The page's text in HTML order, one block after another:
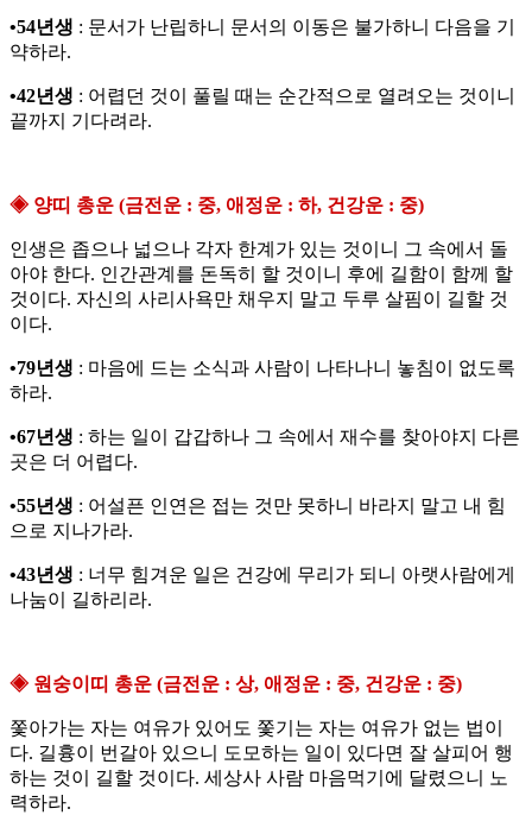
•54년생 : 문서가 난립하니 문서의 이동은 불가하니 다음을 기
약하라.
•42년생 : 어렵던 것이 풀릴 때는 순간적으로 열려오는 것이니
끝까지 기다려라.
◈ 양띠 총운 (금전운 : 중, 애정운 : 하, 건강운 : 중)
인생은 좁으나 넓으나 각자 한계가 있는 것이니 그 속에서 돌
아야 한다. 인간관계를 돈독히 할 것이니 후에 길함이 함께 할
것이다. 자신의 사리사욕만 채우지 말고 두루 살핌이 길할 것
이다.
•79년생 : 마음에 드는 소식과 사람이 나타나니 놓침이 없도록
하라.
•67년생 : 하는 일이 갑갑하나 그 속에서 재수를 찾아야지 다른
곳은 더 어렵다.
•55년생 : 어설픈 인연은 접는 것만 못하니 바라지 말고 내 힘
으로 지나가라.
•43년생 : 너무 힘겨운 일은 건강에 무리가 되니 아랫사람에게
나눔이 길하리라.
◈ 원숭이띠 총운 (금전운 : 상, 애정운 : 중, 건강운 : 중)
쫓아가는 자는 여유가 있어도 쫓기는 자는 여유가 없는 법이
다. 길흉이 번갈아 있으니 도모하는 일이 있다면 잘 살피어 행
하는 것이 길할 것이다. 세상사 사람 마음먹기에 달렸으니 노
력하라.